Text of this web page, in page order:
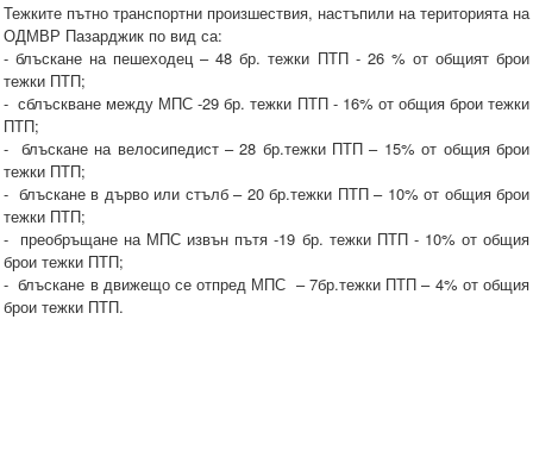
Тежките пътно транспортни произшествия, настъпили на територията на
ОДМВР Пазарджик по вид са:
- блъскане на пешеходец – 48 бр. тежки ПТП - 26 % от общият брои
тежки ПТП;
- сблъскване между МПС -29 бр. тежки ПТП - 16% от общия брои тежки
ПТП;
- блъскане на велосипедист – 28 бр.тежки ПТП – 15% от общия брои
тежки ПТП;
- блъскане в дърво или стълб – 20 бр.тежки ПТП – 10% от общия брои
тежки ПТП;
- преобръщане на МПС извън пътя -19 бр. тежки ПТП - 10% от общия
брои тежки ПТП;
- блъскане в движещо се отпред МПС – 7бр.тежки ПТП – 4% от общия
брои тежки ПТП.